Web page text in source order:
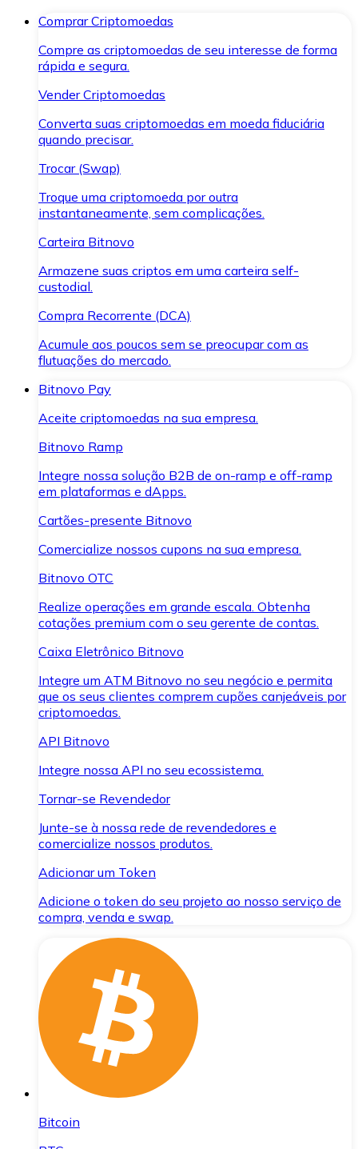
Comprar Criptomoedas
Compre as criptomoedas de seu interesse de forma
rápida e segura.
Vender Criptomoedas
Converta suas criptomoedas em moeda fiduciária
quando precisar.
Trocar (Swap)
Troque uma criptomoeda por outra
instantaneamente, sem complicações.
Carteira Bitnovo
Armazene suas criptos em uma carteira self-
custodial.
Compra Recorrente (DCA)
Acumule aos poucos sem se preocupar com as
flutuações do mercado.
Bitnovo Pay
Aceite criptomoedas na sua empresa.
Bitnovo Ramp
Integre nossa solução B2B de on-ramp e off-ramp
em plataformas e dApps.
Cartões-presente Bitnovo
Comercialize nossos cupons na sua empresa.
Bitnovo OTC
Realize operações em grande escala. Obtenha
cotações premium com o seu gerente de contas.
Caixa Eletrônico Bitnovo
Integre um ATM Bitnovo no seu negócio e permita
que os seus clientes comprem cupões canjeáveis por
criptomoedas.
API Bitnovo
Integre nossa API no seu ecossistema.
Tornar-se Revendedor
Junte-se à nossa rede de revendedores e
comercialize nossos produtos.
Adicionar um Token
Adicione o token do seu projeto ao nosso serviço de
compra, venda e swap.
Bitcoin